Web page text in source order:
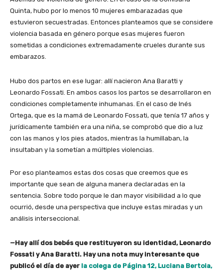
Quinta, hubo por lo menos 10 mujeres embarazadas que
estuvieron secuestradas. Entonces planteamos que se considere
violencia basada en género porque esas mujeres fueron
sometidas a condiciones extremadamente crueles durante sus
embarazos.
Hubo dos partos en ese lugar: allí nacieron Ana Baratti y
Leonardo Fossati. En ambos casos los partos se desarrollaron en
condiciones completamente inhumanas. En el caso de Inés
Ortega, que es la mamá de Leonardo Fossati, que tenía 17 años y
jurídicamente también era una niña, se comprobó que dio a luz
con las manos y los pies atados, mientras la humillaban, la
insultaban y la sometían a múltiples violencias.
Por eso planteamos estas dos cosas que creemos que es
importante que sean de alguna manera declaradas en la
sentencia. Sobre todo porque le dan mayor visibilidad a lo que
ocurrió, desde una perspectiva que incluye estas miradas y un
análisis interseccional.
—Hay allí dos bebés que restituyeron su identidad, Leonardo
Fossati y Ana Baratti. Hay una nota muy interesante que
publicó el día de ayer la colega de Página 12, Luciana Bertoia,